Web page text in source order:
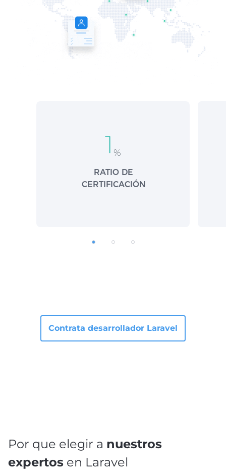
1 %
RATIO DE
CERTIFICACIÓN
Contrata desarrollador Laravel
Por que elegir a nuestros
expertos en Laravel